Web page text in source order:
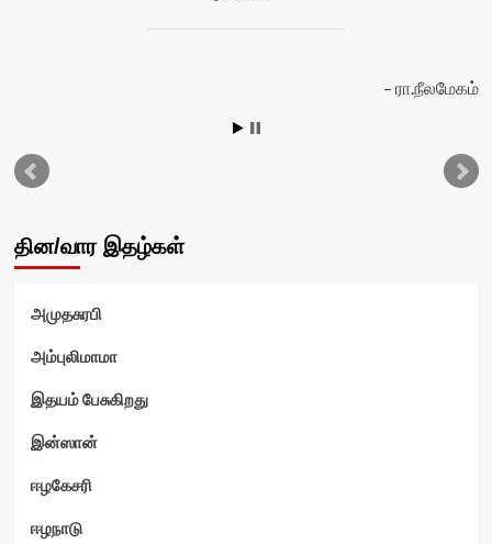
ரா.நீலமேகம்
தின/வார இதழ்கள்
அமுதசுரபி
அம்புலிமாமா
இதயம் பேசுகிறது
இன்ஸான்
ஈழகேசரி
ஈழநாடு